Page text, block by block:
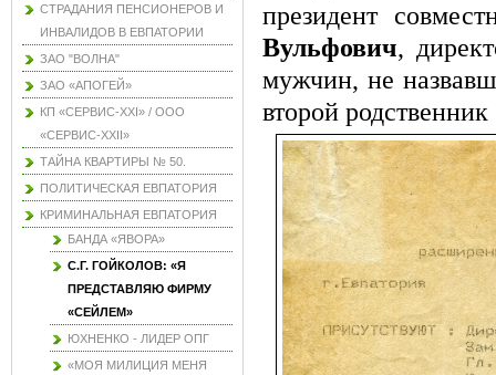
СТРАДАНИЯ ПЕНСИОНЕРОВ И
ИНВАЛИДОВ В ЕВПАТОРИИ
ЗАО "ВОЛНА"
ЗАО «АПОГЕЙ»
КП «СЕРВИС-XXI» / ООО
«СЕРВИС-XXII»
ТАЙНА КВАРТИРЫ № 50.
ПОЛИТИЧЕСКАЯ ЕВПАТОРИЯ
КРИМИНАЛЬНАЯ ЕВПАТОРИЯ
БАНДА «ЯВОРА»
С.Г. ГОЙКОЛОВ: «Я
ПРЕДСТАВЛЯЮ ФИРМУ
«СЕЙЛЕМ»
ЮХНЕНКО - ЛИДЕР ОПГ
«МОЯ МИЛИЦИЯ МЕНЯ
президент
Вульфович,
мужчин, не
второй родственник